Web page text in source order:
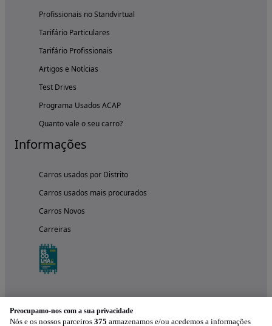
Profissionais no Standvirtual
Tarifário Particulares
Tarifário Profissionais
Artigos e Notícias
Test Drives
Programa Usados ACAP
Quanto vale o seu carro?
Informações
Carros usados por Distrito
Carros usados mais procurados
Carros Novos
Carreiras
Preocupamo-nos com a sua privacidade
Nós e os nossos parceiros 375 armazenamos e/ou acedemos a informações